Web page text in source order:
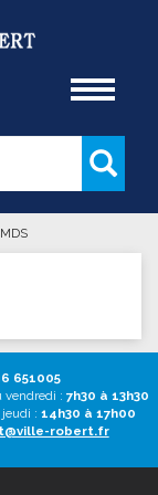
651005
vendredi : 7h30 à 13h30
: 14h30 à 17h00
robert.fr